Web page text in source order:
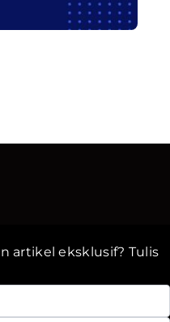
artikel eksklusif? Tulis